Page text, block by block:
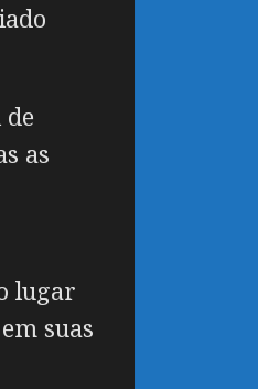
as
lugar
suas